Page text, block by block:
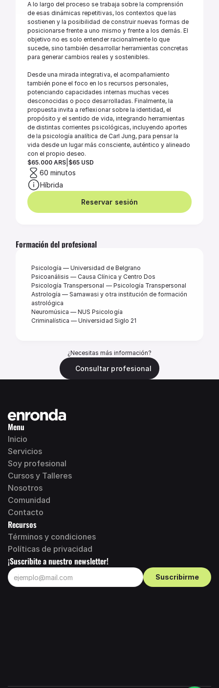
A lo largo del proceso se trabaja sobre la comprensión
de esas dinámicas repetitivas, los contextos que las
sostienen y la posibilidad de construir nuevas formas de
posicionarse frente a uno mismo y frente a los demás. El
objetivo no es solo entender racionalmente lo que
sucede, sino también desarrollar herramientas concretas
para generar cambios reales y sostenibles.
Desde una mirada integrativa, el acompañamiento
también pone el foco en los recursos personales,
potenciando capacidades internas muchas veces
desconocidas o poco desarrolladas. Finalmente, la
propuesta invita a reflexionar sobre la identidad, el
propósito y el sentido de vida, integrando herramientas
de distintas corrientes psicológicas, incluyendo aportes
de la psicología analítica de Carl Jung, para pensar la
vida desde un lugar más consciente, auténtico y alineado
con el propio deseo.
$65.000 ARS $65 USD
60 minutos
Híbrida
Reservar sesión
Formación del profesional
Psicología — Universidad de Belgrano
Psicoanálisis — Causa Clínica y Centro Dos
Psicología Transpersonal — Psicología Transpersonal
Astrología — Samawasi y otra institución de formación
astrológica
Neuromúsica — NUS Psicología
Criminalística — Universidad Siglo 21
¿Necesitas más información?
Consultar profesional
Menu
Inicio
Servicios
Soy profesional
Cursos y Talleres
Nosotros
Comunidad
Contacto
Recursos
Términos y condiciones
Políticas de privacidad
¡Suscribite a nuestro newsletter!
Suscribirme